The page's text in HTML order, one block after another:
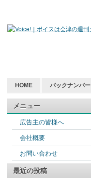
HOME バックナンバー
メニュー
広告主の皆様へ
会社概要
お問い合わせ
最近の投稿